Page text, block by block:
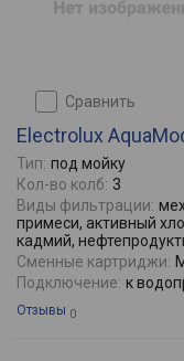
сравнить
Electrolux
Тип: под мойку
Кол-во колб: 3
Виды фильтрации:
примеси, активный
кадмий,
Сменные картриджи:
Подключение: к
Отзывы 0